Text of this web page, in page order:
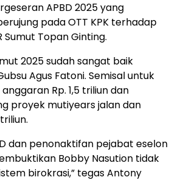
APBD 2025 yang
pada OTT KPK terhadap
Sumut Topan Ginting.
2025 sudah sangat baik
Agus Fatoni. Semisal untuk
Rp. 1,5 triliun dan
proyek mutiyears jalan dan
dan penonaktifan pejabat eselon
Bobby Nasution tidak
birokrasi,” tegas Antony